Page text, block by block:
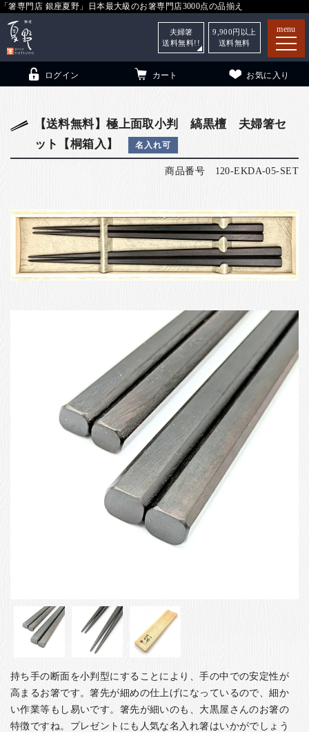
「箸専門店 銀座夏野」日本最大級のお箸専門店3000点の品揃え
menu
箸（贈答用・自宅用）
銀座夏野・箸長について
こども和食器 小夏について
ご利用ガイド
ログイン カート お気に入り
夫婦箸
送料無料!!
9,900 円以上
送料無料
【送料無料】極上面取小判 縞黒檀 夫婦箸セ
ット【桐箱入】
名入れ可
商品番号 120-EKDA-05-SET
持ち手の断面を小判型にすることにより、手の中での安定性が
高まるお箸です。箸先が細めの仕上げになっているので、細か
い作業等もし易いです。 箸先が細いのも、大黒屋さんのお箸の
特徴ですね。 プレゼントにも人気な名入れ箸はいかがでしょう